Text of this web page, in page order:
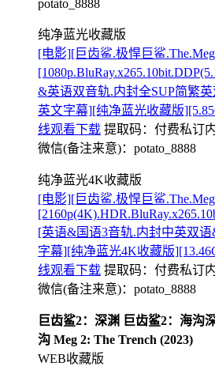
potato_8888
纯净蓝光收藏版
[电影][巨齿鲨.极悍巨鲨
&英语双音轨.内封全SUP简繁
英文字幕][纯净蓝光收藏版
线观看下载 提取码： 付费私订
微信(备注来意)：potato_8888
纯净蓝光4K收藏版
[电影][巨齿鲨.极悍巨鲨
[英语&国语3音轨.内封中英双
字幕][纯净蓝光4K收藏版
线观看下载 提取码： 付费私订
微信(备注来意)：potato_8888
巨齿鲨2：深渊 巨齿鲨2：海沟
沟 Meg 2: The Trench (2023)
WEB收藏版